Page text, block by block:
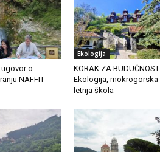
o
NAFFIT
Ekologija
KORAK ZA BUDUĆNOST
Ekologija, mokrogorska
letnja škola